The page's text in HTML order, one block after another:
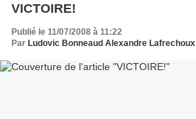
VICTOIRE!
Publié le 11/07/2008 à 11:22
Par Ludovic Bonneaud Alexandre Lafrechoux